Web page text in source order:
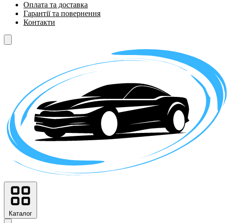
Оплата та доставка
Гарантії та повернення
Контакти
Каталог